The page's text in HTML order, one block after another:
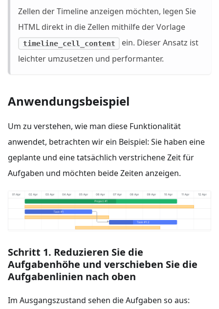
Zellen der Timeline anzeigen möchten, legen Sie
HTML direkt in die Zellen mithilfe der Vorlage
timeline_cell_content
ein. Dieser Ansatz ist
leichter umzusetzen und performanter.
Anwendungsbeispiel
Um zu verstehen, wie man diese Funktionalität
anwendet, betrachten wir ein Beispiel: Sie haben eine
geplante und eine tatsächlich verstrichene Zeit für
Aufgaben und möchten beide Zeiten anzeigen.
Schritt 1. Reduzieren Sie die
Aufgabenhöhe und verschieben Sie die
Aufgabenlinien nach oben
Im Ausgangszustand sehen die Aufgaben so aus: